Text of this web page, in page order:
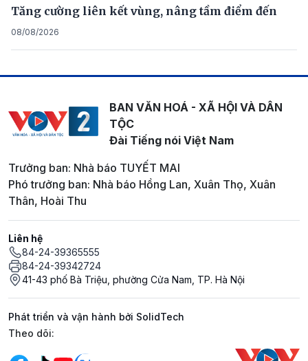
Tăng cường liên kết vùng, nâng tầm điểm đến
08/08/2026
BAN VĂN HOÁ - XÃ HỘI VÀ DÂN
TỘC
Đài Tiếng nói Việt Nam
Trưởng ban: Nhà báo TUYẾT MAI
Phó trưởng ban: Nhà báo Hồng Lan, Xuân Thọ, Xuân
Thân, Hoài Thu
Liên hệ
84-24-39365555
84-24-39342724
41-43 phố Bà Triệu, phường Cửa Nam, TP. Hà Nội
Phát triển và vận hành bởi SolidTech
Mạng xã hội
Theo dõi: